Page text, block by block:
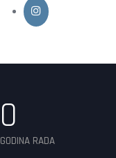
0
GODINA RADA